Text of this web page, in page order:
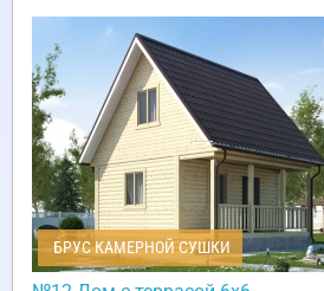
БРУС КАМЕРНОЙ СУШКИ